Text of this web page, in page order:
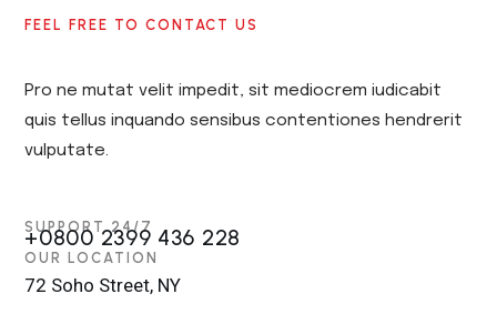
FEEL FREE TO CONTACT US
Pro ne mutat velit impedit, sit mediocrem iudicabit
quis tellus inquando sensibus contentiones hendrerit
vulputate.
SUPPORT 24/7
+0800 2399 436 228
OUR LOCATION
72 Soho Street, NY